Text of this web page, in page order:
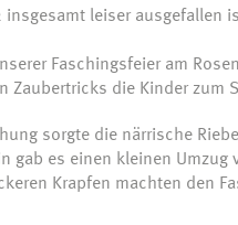
insgesamt leiser
Faschingsfeier am
die Kinder zum
sorgte die närrische
gab es einen kleinen
Krapfen machten den